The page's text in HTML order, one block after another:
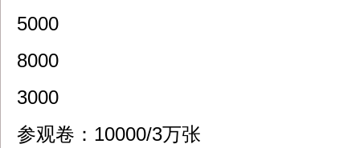
5000
8000
3000
参观卷：10000/3万张